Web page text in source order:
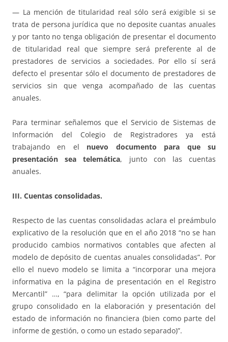
— La mención de titularidad real sólo será exigible si se
trata de persona jurídica que no deposite cuantas anuales
y por tanto no tenga obligación de presentar el documento
de titularidad real que siempre será preferente al de
prestadores de servicios a sociedades. Por ello sí será
defecto el presentar sólo el documento de prestadores de
servicios sin que venga acompañado de las cuentas
anuales.
Para terminar señalemos que el Servicio de Sistemas de
Información del Colegio de Registradores ya está
trabajando en el nuevo documento para que su
presentación sea telemática, junto con las cuentas
anuales.
III. Cuentas consolidadas.
Respecto de las cuentas consolidadas aclara el preámbulo
explicativo de la resolución que en el año 2018 “no se han
producido cambios normativos contables que afecten al
modelo de depósito de cuentas anuales consolidadas”. Por
ello el nuevo modelo se limita a “incorporar una mejora
informativa en la página de presentación en el Registro
Mercantil” …, “para delimitar la opción utilizada por el
grupo consolidado en la elaboración y presentación del
estado de información no financiera (bien como parte del
informe de gestión, o como un estado separado)”.